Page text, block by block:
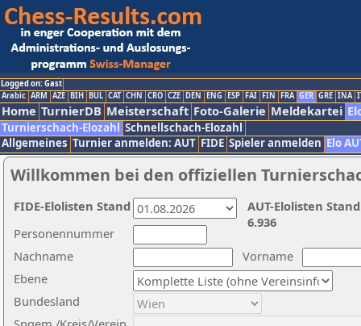
Logged on: Gast
Arabic ARM AZE BIH BUL CAT CHN CRO CZE DEN ENG ESP FAI FIN FRA GER GRE INA
Home TurnierDB Meisterschaft Foto-Galerie Meldekartei
Turnierschach-Elozahl Schnellschach-Elozahl
Allgemeines Turnier anmelden: AUT FIDE Spieler anmelden Elo
Willkommen bei den offiziellen
Nachname
Vorname
Ebene
Personennummer
Bundesland
AUT-Elolisten
6.936
FIDE-Elolisten Stand